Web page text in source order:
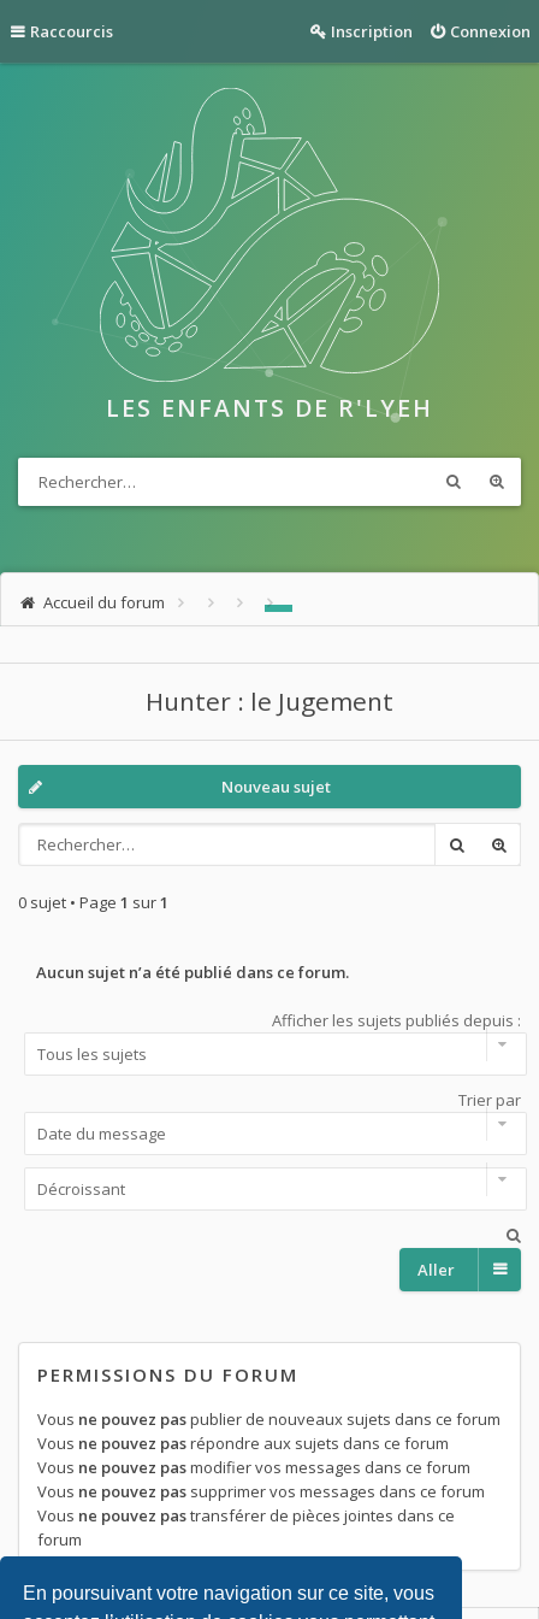
En poursuivant votre navigation sur ce site, vous
Raccourcis Connexion
Inscription
LES ENFANTS DE R'LYEH
Accueil du forum
Hunter : le Jugement
Nouveau sujet
0 sujet • Page 1 sur1
Aucun sujet n’a été publié dans ce forum.
Afficher les sujets publiés depuis :
Trier par
Aller
PERMISSIONS DU FORUM
Vous ne pouvez paspublier de nouveaux sujets dans ce forum
Vous ne pouvez pasrépondre aux sujets dans ce forum
Vous ne pouvez pasmodifier vos messages dans ce forum
Vous ne pouvez pas supprimer vos messages dans ce forum
Vous ne pouvez pastransférer de pièces jointes dans ce
forum